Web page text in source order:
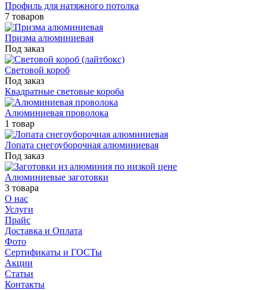
Профиль для натяжного потолка
7 товаров
Призма алюминиевая
Под заказ
Световой короб
Под заказ
Квадратные световые короба
Алюминиевая проволока
1 товар
Лопата снегоуборочная алюминиевая
Под заказ
Алюминиевые заготовки
3 товара
О нас
Услуги
Прайс
Доставка и Оплата
Фото
Сертификаты и ГОСТы
Акции
Статьи
Контакты